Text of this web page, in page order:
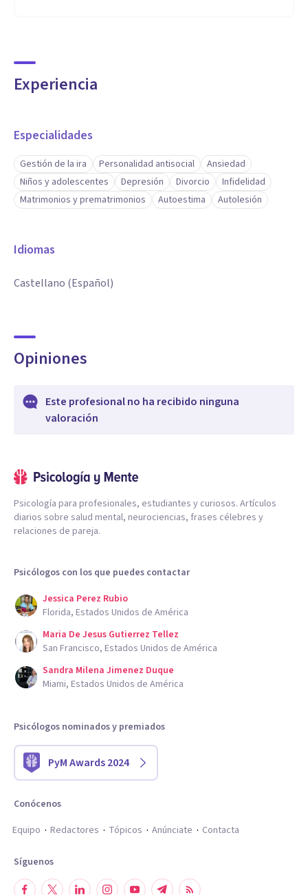
Experiencia
Especialidades
Gestión de la ira Personalidad antisocial
Ansiedad
Niños y adolescentes
Depresión Divorcio
Infidelidad
Matrimonios y prematrimonios
Autoestima Autolesión
Idiomas
Castellano (Español)
Opiniones
Este profesional no ha recibido ninguna
valoración
Psicología para profesionales, estudiantes y curiosos. Artículos
diarios sobre salud mental, neurociencias, frases célebres y
relaciones de pareja.
Psicólogos con los que puedes contactar
Jessica Perez Rubio
Florida, Estados Unidos de América
Maria De Jesus Gutierrez Tellez
San Francisco, Estados Unidos de América
Sandra Milena Jimenez Duque
Miami, Estados Unidos de América
Psicólogos nominados y premiados
PyM Awards 2024
Conócenos
Equipo
Redactores Tópicos Anúnciate Contacta
Síguenos